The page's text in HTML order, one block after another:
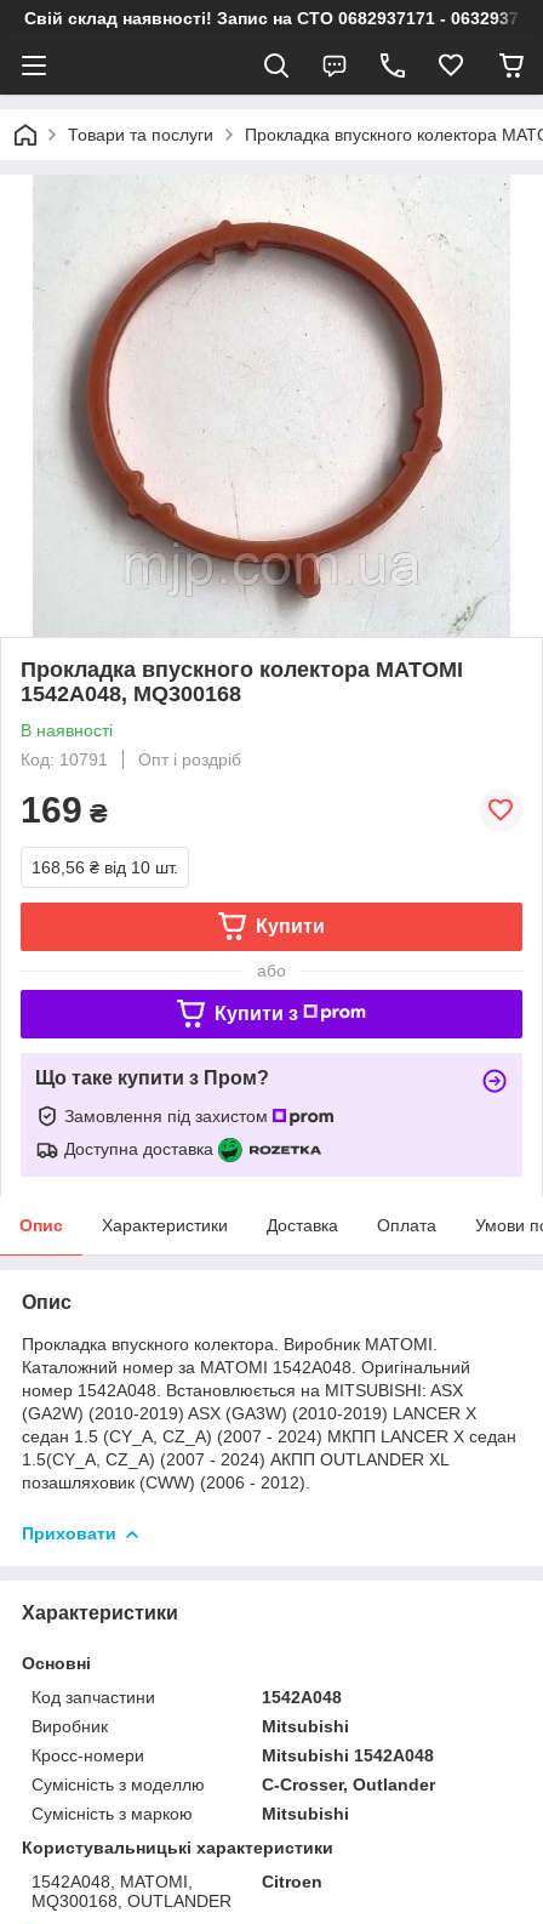
Свій склад наявності! Запис на СТО 0682937171 -
Товари та послуги Прокладка впускного колектора
Прокладка впускного колектора MATOMI
1542A048, MQ300168
В наявності
Код: 10791
Опт і роздріб
169 ₴
168,56 ₴ від 10 шт.
Купити
або
Купити з
Що таке купити з Пром?
Замовлення під захистом
Доступна доставка
Опис Характеристики Доставка Оплата Умови
Опис
Прокладка впускного колектора. Виробник MATOMI.
Каталожний номер за MATOMI 1542A048. Оригінальний
номер 1542A048. Встановлюється на MITSUBISHI: ASX
(GA2W) (2010-2019) ASX (GA3W) (2010-2019) LANCER X
седан 1.5 (CY_A, CZ_A) (2007 - 2024) МКПП LANCER X седан
1.5(CY_A, CZ_A) (2007 - 2024) АКПП OUTLANDER XL
позашляховик (CWW) (2006 - 2012).
Приховати
Характеристики
Основні
Код запчастини
1542A048
Виробник
Mitsubishi
Кросс-номери
Mitsubishi 1542A048
Сумісність з моделлю
C-Crosser, Outlander
Сумісність з маркою
Mitsubishi
Користувальницькі характеристики
1542A048, MATOMI,
MQ300168, OUTLANDER
Citroen